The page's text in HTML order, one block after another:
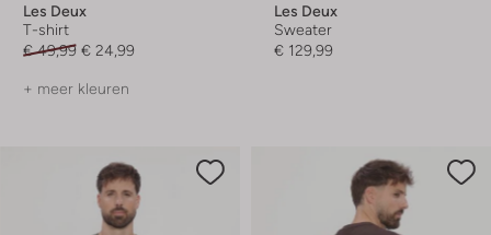
Les Deux
T-shirt
€ 49,99 € 24,99
+ meer kleuren
Les Deux
Sweater
€ 129,99